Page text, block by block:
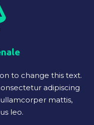
to change this text.
adipiscing
mattis,
leo.